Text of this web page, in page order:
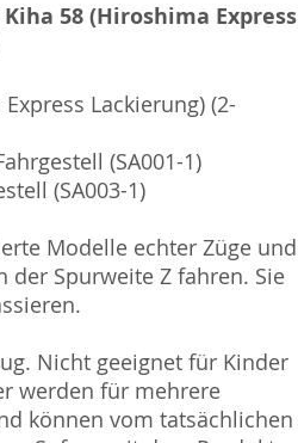
58 (Hiroshima Express
Lackierung) (2-
(SA001-1)
(SA003-1)
Modelle echter Züge und
Spurweite Z fahren. Sie
Nicht geeignet für Kinder
werden für mehrere
können vom tatsächlichen